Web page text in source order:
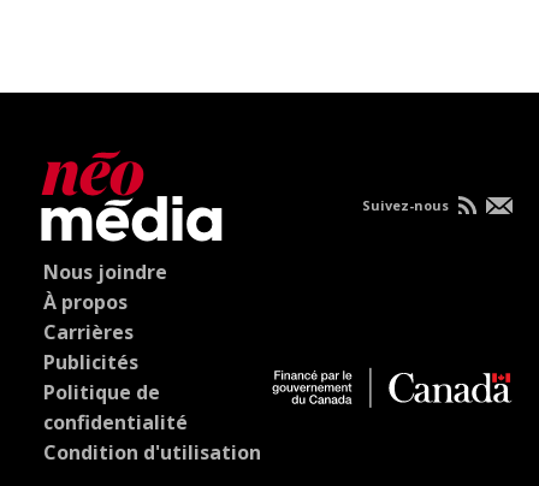
Nous joindre
À propos
Carrières
Publicités
Politique de
confidentialité
Condition d'utilisation
Suivez-nous